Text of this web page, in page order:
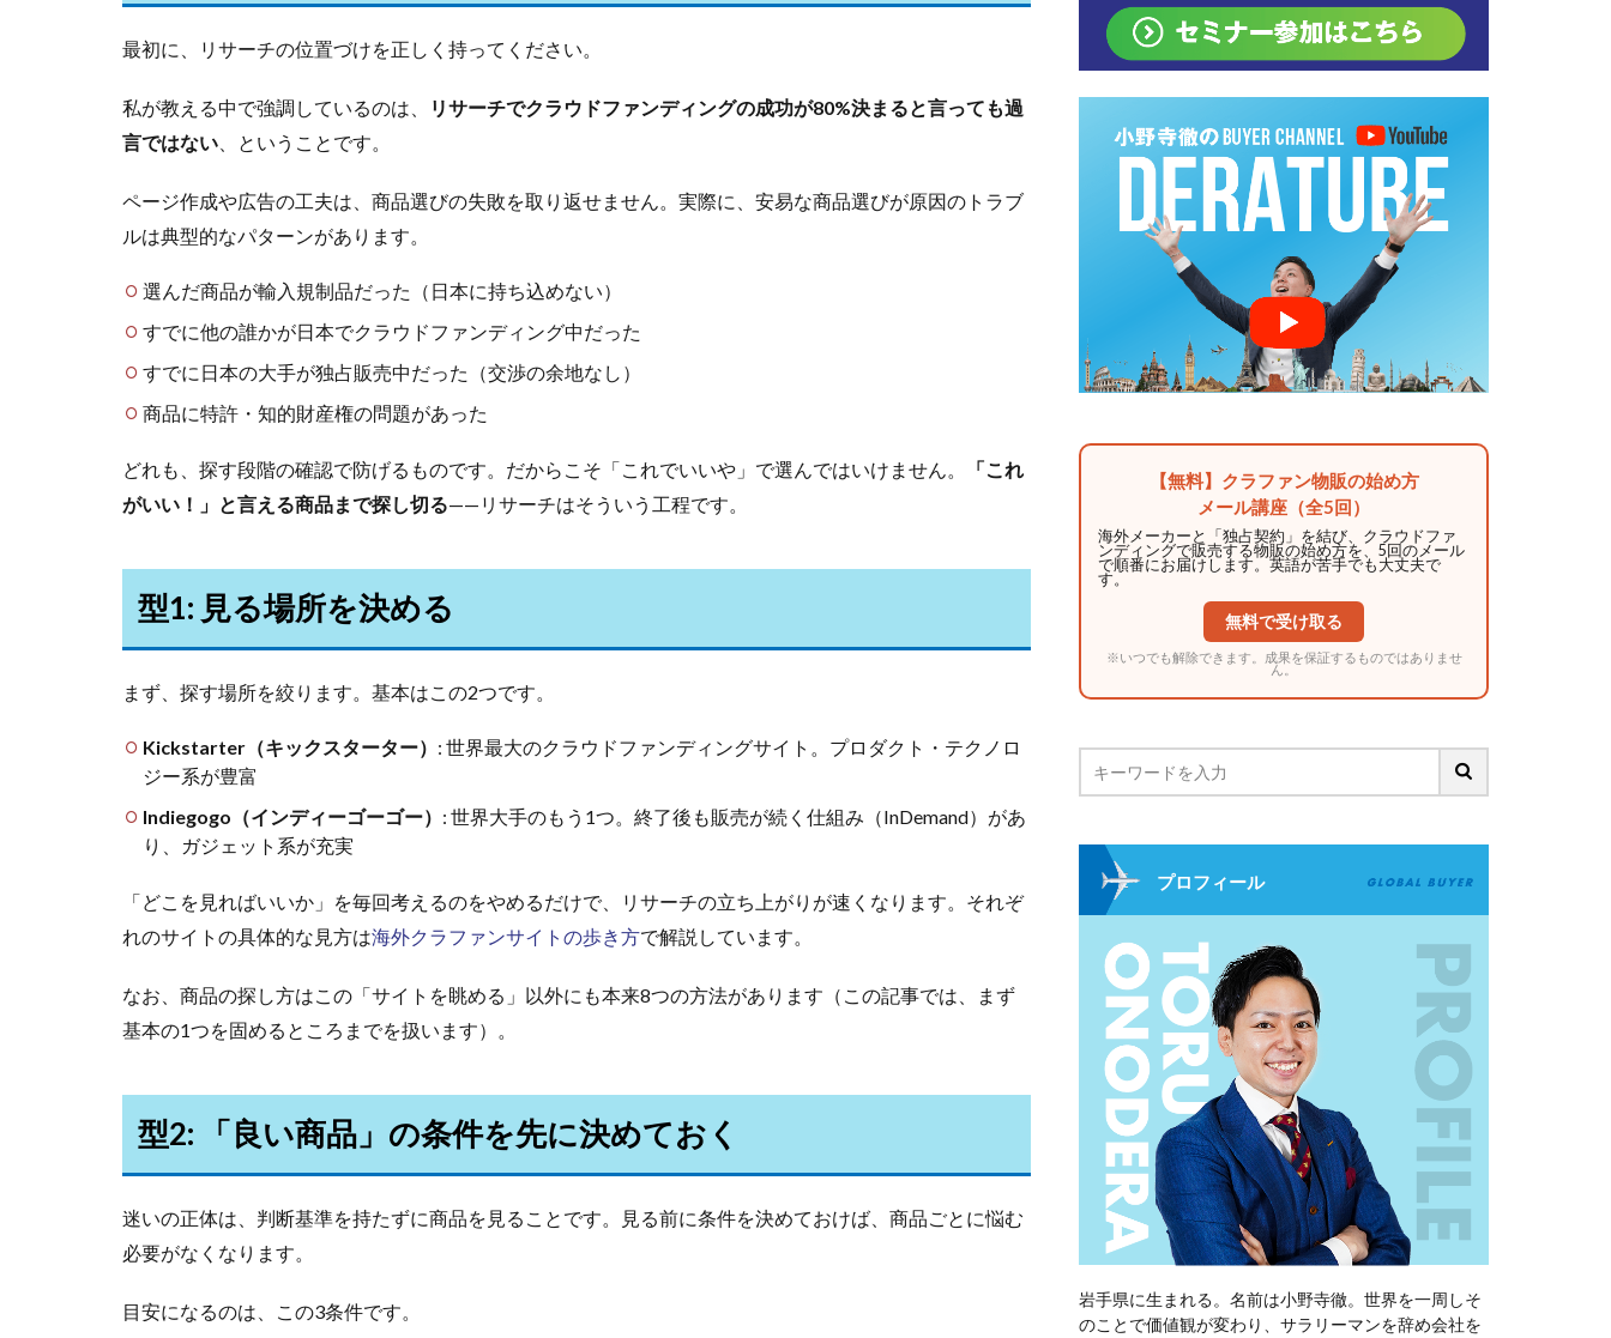
最初に、リサーチの位置づけを正しく持ってください。
私が教える中で強調しているのは、
リサーチでクラウドファンディングの成功が80%決まると言っても過
言ではない 、ということです。
ページ作成や広告の工夫は、商品選びの失敗を取り返せません。実際に、安易な商品選びが原因のトラブ
ルは典型的なパターンがあります。
選んだ商品が輸入規制品だった（日本に持ち込めない）
すでに他の誰かが日本でクラウドファンディング中だった
すでに日本の大手が独占販売中だった（交渉の余地なし）
商品に特許・知的財産権の問題があった
どれも、探す段階の確認で防げるものです。だからこそ「これでいいや」で選んではいけません。
「これ
がいい！」と言える商品まで探し切る——リサーチはそういう工程です。
型1: 見る場所を決める
まず、探す場所を絞ります。基本はこの2つです。
Kickstarter（キックスターター） : 世界最大のクラウドファンディングサイト。プロダクト・テクノロ
ジー系が豊富
Indiegogo（インディーゴーゴー） : 世界大手のもう1つ。終了後も販売が続く仕組み（InDemand）があ
り、ガジェット系が充実
「どこを見ればいいか」を毎回考えるのをやめるだけで、リサーチの立ち上がりが速くなります。それぞ
れのサイトの具体的な見方は海外クラファンサイトの歩き方で解説しています。
なお、商品の探し方はこの「サイトを眺める」以外にも本来8つの方法があります（この記事では、まず
基本の1つを固めるところまでを扱います）。
型2: 「良い商品」の条件を先に決めておく
迷いの正体は、判断基準を持たずに商品を見ることです。見る前に条件を決めておけば、商品ごとに悩む
必要がなくなります。
目安になるのは、この3条件です。
【無料】クラファン物販の始め方
メール講座（全5回）
海外メーカーと「独占契約」を結び、クラウドファ
ンディングで販売する物販の始め方を、5回のメール
で順番にお届けします。英語が苦手でも大丈夫で
す。
無料で受け取る
※いつでも解除できます。成果を保証するものではありませ
ん。
プロフィール
岩手県に生まれる。名前は小野寺徹。世界を一周しそ
のことで価値観が変わり、サラリーマンを辞め会社を